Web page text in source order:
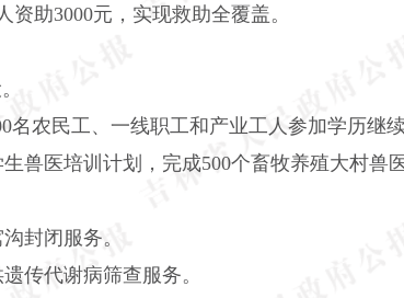
资助3000元，实现救助全覆盖。
名农民工、一线职工和产业工人参加学历继续
兽医培训计划，完成500个畜牧养殖大村兽
封闭服务。
传代谢病筛查服务。